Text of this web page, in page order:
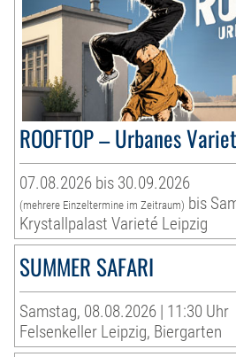
ROOFTOP – Urbanes
07.08.2026 bis 30.09.2026
(mehrere Einzeltermine im Zeitraum) bis
Krystallpalast Varieté Leipzig
SUMMER SAFARI
Samstag, 08.08.2026 | 11:30 Uhr
Felsenkeller Leipzig, Biergarten